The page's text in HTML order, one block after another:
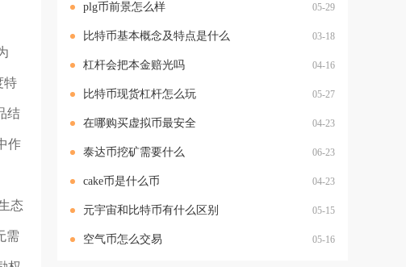
特
结
作
态
需
plg币前景怎么样 05-29
比特币基本概念及特点是什么 03-18
杠杆会把本金赔光吗 04-16
比特币现货杠杆怎么玩 05-27
在哪购买虚拟币最安全 04-23
泰达币挖矿需要什么 06-23
cake币是什么币 04-23
元宇宙和比特币有什么区别 05-15
空气币怎么交易 05-16